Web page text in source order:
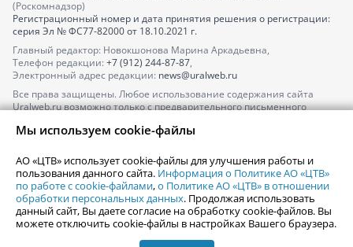
(Роскомнадзор)
Регистрационный номер и дата принятия решения о регистрации:
серия Эл № ФС77-82000от 18.10.2021 г.
Главный редактор: Новокшонова Марина Аркадьевна,
Телефон редакции: +7 (912) 244-87-87,
Электронный адрес редакции: news@uralweb.ru
Все права защищены. Любое использование содержания сайта
Uralweb.ru возможно только с предварительного письменного
По вопросам размещения рекламы обращайтесь по тел.
По вопросам размещения информации в разделе «Афиша»
afisha@uralweb.ru
Пользовательское соглашение на использование сайта
Политика АО «ЦТВ» в отношении обработки персональных данных
Мы используем cookie-файлы
АО «ЦТВ» использует cookie-файлы для улучшения работы и
пользования данного сайта. Информация о Политике АО «ЦТВ»
по работе с cookie-файлами,о Политике АО «ЦТВ» в отношении
обработки персональных данных. Продолжая использовать
данный сайт, Вы даете согласие на обработку cookie-файлов. Вы
можете отключить cookie-файлы в настройках Вашего браузера.